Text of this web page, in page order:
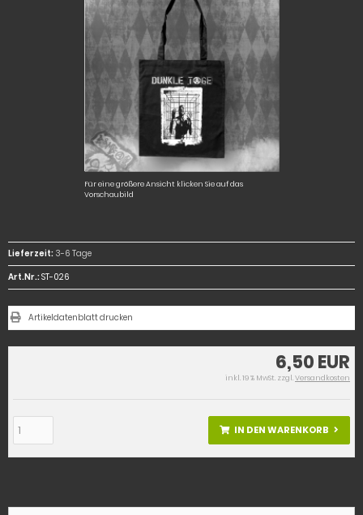
Für eine größere Ansicht klicken Sie auf das
Vorschaubild
6,50 EUR
inkl. 19 % MwSt. zzgl.Versandkosten
IN DEN WARENKORB
Lieferzeit: 3-6 Tage
Art.Nr.:ST-026
Artikeldatenblatt drucken